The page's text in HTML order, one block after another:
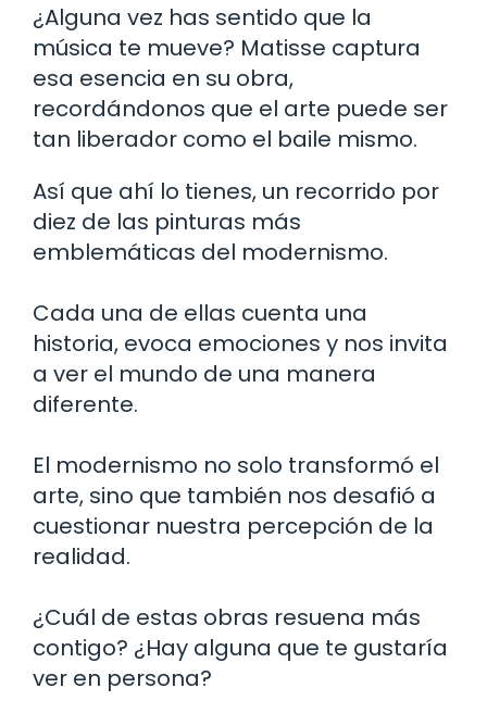
¿Alguna vez has sentido que la
música te mueve? Matisse captura
esa esencia en su obra,
recordándonos que el arte puede ser
tan liberador como el baile mismo.
Así que ahí lo tienes, un recorrido por
diez de las pinturas más
emblemáticas del modernismo.
Cada una de ellas cuenta una
historia, evoca emociones y nos invita
a ver el mundo de una manera
diferente.
El modernismo no solo transformó el
arte, sino que también nos desafió a
cuestionar nuestra percepción de la
realidad.
¿Cuál de estas obras resuena más
contigo? ¿Hay alguna que te gustaría
ver en persona?